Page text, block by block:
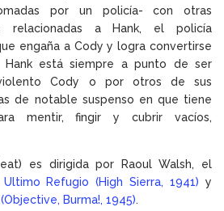
por un policía- con otras
relacionadas a Hank, el policía
engaña a Cody y logra convertirse
Hank está siempre a punto de ser
Cody o por otros de sus
de notable suspenso en que tiene
mentir, fingir y cubrir vacíos,
es dirigida por Raoul Walsh, el
Ultimo Refugio (High Sierra, 1941) y
Burma!, 1945).